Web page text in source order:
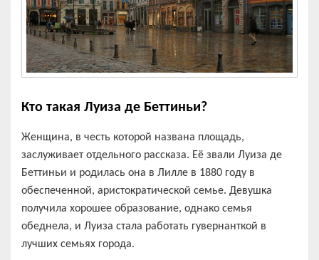
Кто такая Луиза де Беттиньи?
Женщина, в честь которой названа площадь,
заслуживает отдельного рассказа. Её звали Луиза де
Беттиньи и родилась она в Лилле в 1880 году в
обеспеченной, аристократической семье. Девушка
получила хорошее образование, однако семья
обеднела, и Луиза стала работать гувернанткой в
лучших семьях города.